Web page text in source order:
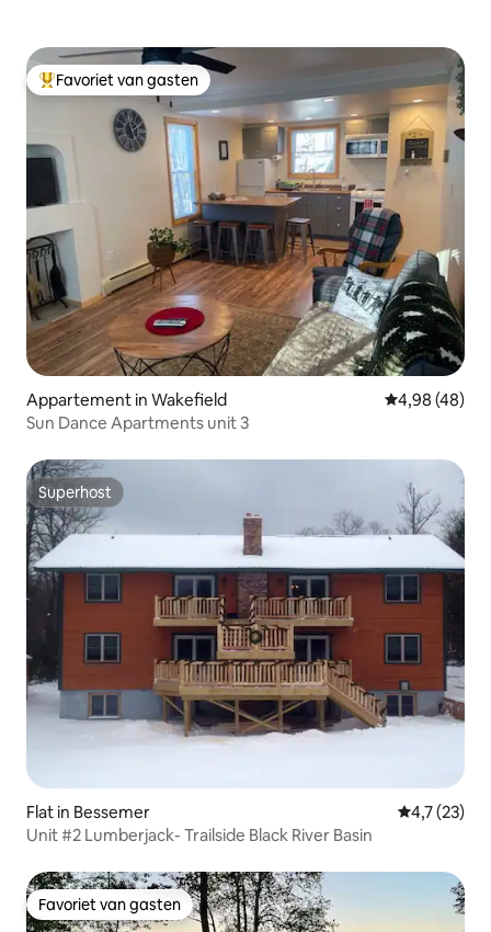
Topfavoriet van gasten
Favoriet van gasten
Appartement in Wakefield Gemiddelde
4,98 (48)
Sun Dance Apartments unit 3
Superhost
Superhost
Flat in Bessemer
4,7 (23)
Unit #2 Lumberjack- Trailside Black River Basin
Favoriet van gasten
Favoriet van gasten